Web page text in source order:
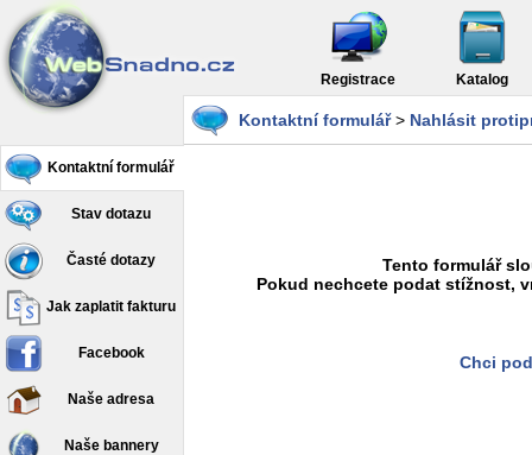
Registrace Katalog
Kontaktní formulář
Stav dotazu
Časté dotazy
Jak zaplatit fakturu
Facebook
Naše adresa
Naše bannery
Kontaktní formulář> Nahlásit
Tento formulář
Pokud nechcete podat stížnost,
Chci